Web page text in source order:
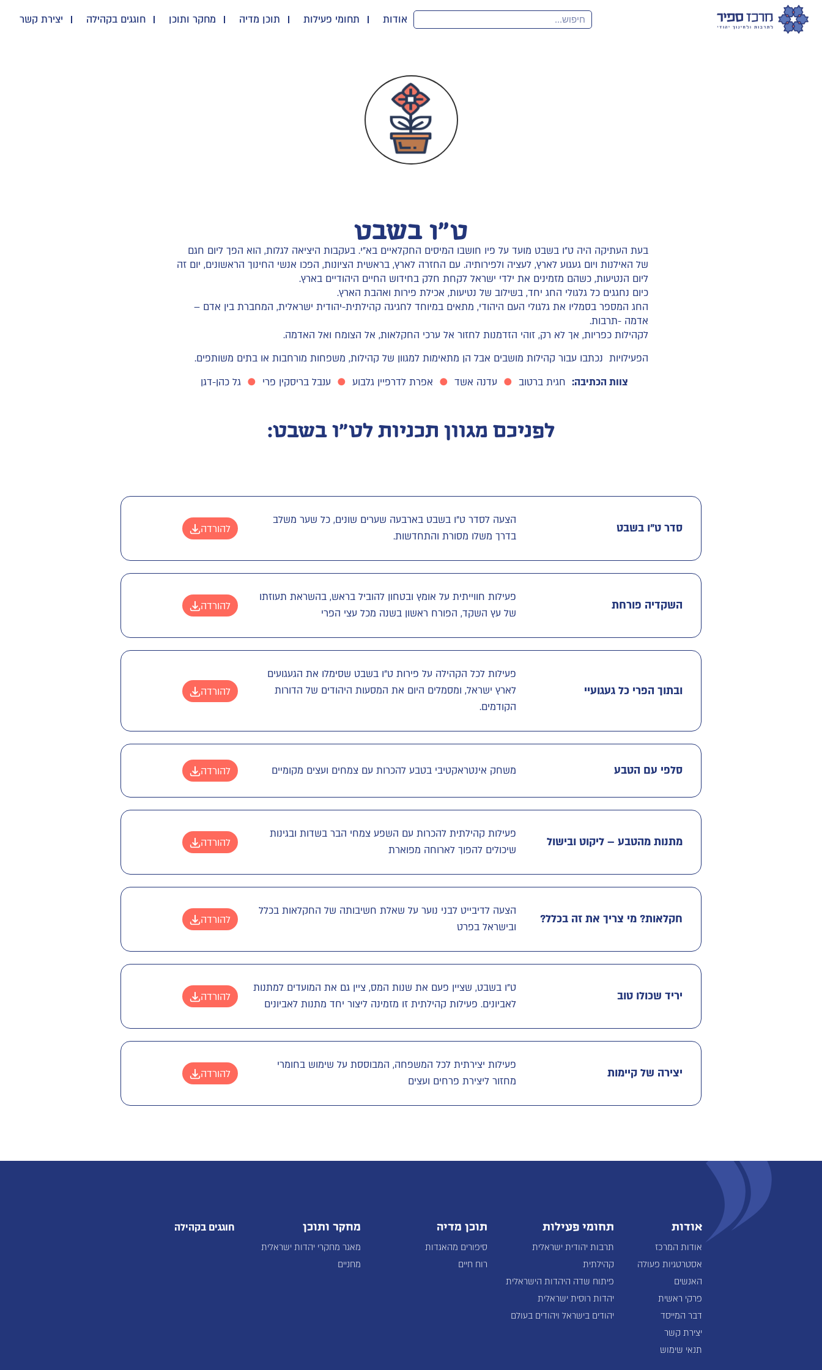
אודות תחומי פעילות תוכן מדיה מחקר ותוכן חוגגים בקהילה יצירת קשר
ט"ו בשבט
בעת העתיקה היה ט"ו בשבט מועד על פיו חושבו המיסים החקלאיים בא"י. בעקבות היציאה לגלות, הוא הפך ליום חגם
של האילנות ויום געגוע לארץ, לעציה ולפירותיה. עם החזרה לארץ, בראשית הציונות, הפכו אנשי החינוך הראשונים, יום זה
ליום הנטיעות, כשהם מזמינים את ילדי ישראל לקחת חלק בחידוש החיים היהודיים בארץ.
כיום נחגגים כל גלגולי החג יחד, בשילוב של נטיעות, אכילת פירות ואהבת הארץ.
החג המספר בסמליו את גלגולי העם היהודי, מתאים במיוחד לחגיגה קהילתית-יהודית ישראלית, המחברת בין אדם –
אדמה -תרבות.
לקהילות כפריות, אך לא רק, זוהי הזדמנות לחזור אל ערכי החקלאות, אל הצומח ואל האדמה.
הפעילויות נכתבו עבור קהילות מושבים אבל הן מתאימות למגוון של קהילות, משפחות מורחבות או בתים משותפים.
צוות הכתיבה: חגית ברטוב ● עדנה אשד ● אפרת לדרפיין גלבוע ● ענבל בריסקין פרי ● גל כהן-דגן
לפניכם מגוון תכניות לט"ו בשבט:
סדר ט"ו בשבט
הצעה לסדר ט"ו בשבט בארבעה שערים שונים, כל שער משלב
בדרך משלו מסורת והתחדשות.
להורדה
השקדיה פורחת
פעילות חווייתית על אומץ ובטחון להוביל בראש, בהשראת תעוזתו
של עץ השקד, הפורח ראשון בשנה מכל עצי הפרי
להורדה
ובתוך הפרי כל געגועיי
פעילות לכל הקהילה על פירות ט"ו בשבט שסימלו את הגעגועים
לארץ ישראל, ומסמלים היום את המסעות היהודים של הדורות
הקודמים.
להורדה
סלפי עם הטבע משחק אינטראקטיבי בטבע להכרות עם צמחים ועצים מקומיים להורדה
מתנות מהטבע – ליקוט ובישול
פעילות קהילתית להכרות עם השפע צמחי הבר בשדות ובגינות
שיכולים להפוך לארוחה מפוארת
להורדה
חקלאות? מי צריך את זה בכלל?
הצעה לדיבייט לבני נוער על שאלת חשיבותה של החקלאות בכלל
ובישראל בפרט
להורדה
יריד שכולו טוב
ט"ו בשבט, שציין פעם את שנות המס, ציין גם את המועדים למתנות
לאביונים. פעילות קהילתית זו מזמינה ליצור יחד מתנות לאביונים
להורדה
יצירה של קיימות
פעילות יצירתית לכל המשפחה, המבוססת על שימוש בחומרי
מחזור ליצירת פרחים ועצים
להורדה
אודות
אודות המרכז
אסטרטגיות פעולה
האנשים
פרקי ראשית
דבר המייסד
יצירת קשר
תנאי שימוש
תחומי פעילות
תרבות יהודית ישראלית
קהילתית
פיתוח שדה היהדות הישראלית
יהדות רוסית ישראלית
יהודים בישראל ויהודים בעולם
תוכן מדיה
סיפורים מהאגדות
רוח חיים
מחקר ותוכן
מאגר מחקרי יהדות ישראלית
מחניים
חוגגים בקהילה